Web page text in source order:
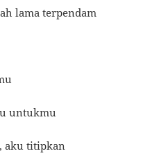
lama terpendam
untukmu
aku titipkan